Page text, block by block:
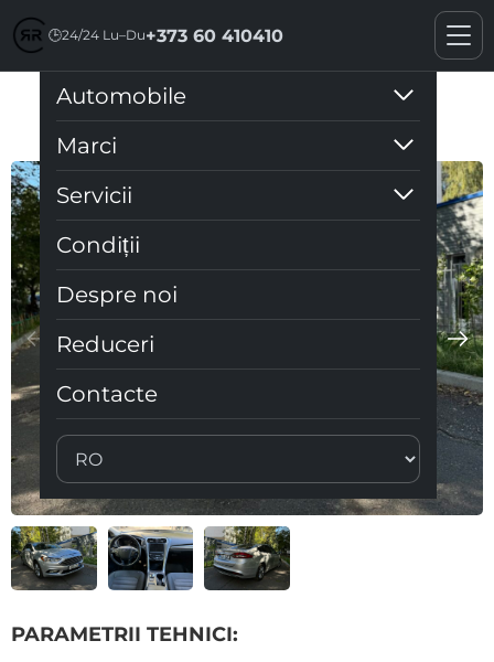
🕒24/24 Lu–Du+373 60 410410
Automobile
Marci
Servicii
Condiții
Despre noi
Reduceri
Contacte
Ford Fusion Hibrid
PARAMETRII TEHNICI: